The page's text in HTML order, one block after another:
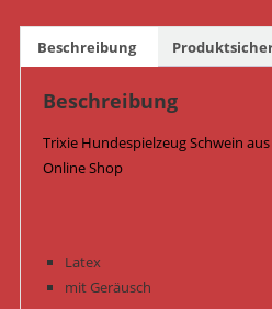
Beschreibung
Beschreibung
Trixie Hundespielzeug Schwein
Online Shop
Latex
mit Geräusch